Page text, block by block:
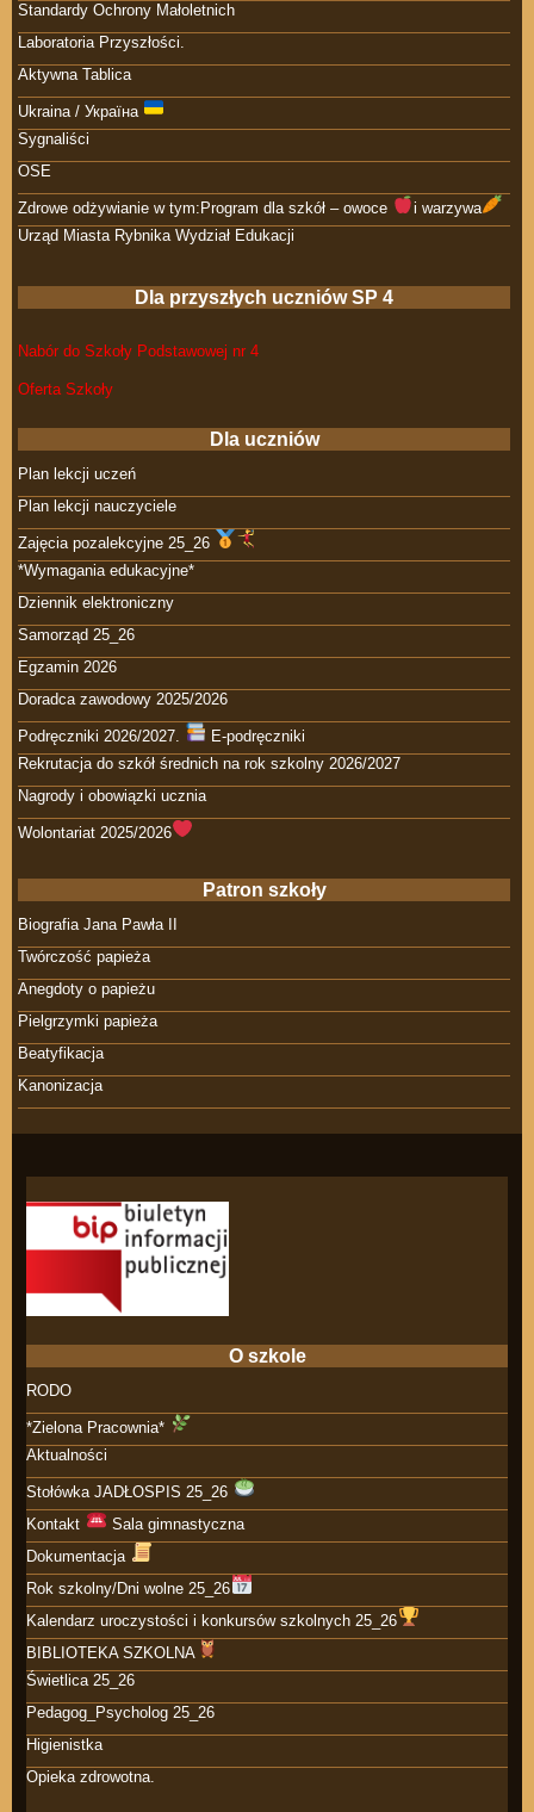
Standardy Ochrony Małoletnich
Laboratoria Przyszłości.
Aktywna Tablica
Ukraina / Україна
Sygnaliści
OSE
Zdrowe odżywianie w tym:Program dla szkół – owoce
i warzywa
Urząd Miasta Rybnika Wydział Edukacji
Dla przyszłych uczniów SP 4
Nabór do Szkoły Podstawowej nr 4
Oferta Szkoły
Dla uczniów
Plan lekcji uczeń
Plan lekcji nauczyciele
Zajęcia pozalekcyjne 25_26
*Wymagania edukacyjne*
Dziennik elektroniczny
Samorząd 25_26
Egzamin 2026
Doradca zawodowy 2025/2026
Podręczniki 2026/2027.
E-podręczniki
Rekrutacja do szkół średnich na rok szkolny 2026/2027
Nagrody i obowiązki ucznia
Wolontariat 2025/2026
Patron szkoły
Biografia Jana Pawła II
Twórczość papieża
Anegdoty o papieżu
Pielgrzymki papieża
Beatyfikacja
Kanonizacja
O szkole
RODO
*Zielona Pracownia*
Aktualności
Stołówka JADŁOSPIS 25_26
Kontakt
Sala gimnastyczna
Dokumentacja
Rok szkolny/Dni wolne 25_26
Kalendarz uroczystości i konkursów szkolnych 25_26
BIBLIOTEKA SZKOLNA
Świetlica 25_26
Pedagog_Psycholog 25_26
Higienistka
Opieka zdrowotna.